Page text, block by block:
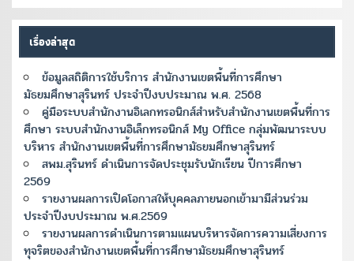
เรื่องล่าสุด
ข้อมูลสถิติการใช้บริการ สำนักงานเขตพื้นที่การศึกษา
มัธยมศึกษาสุรินทร์ ประจำปีงบประมาณ พ.ศ. 2568
คู่มือระบบสำนักงานอิเลกทรอนิกส์สำหรับสำนักงานเขตพื้นที่การ
ศึกษา ระบบสำนักงานอิเล็กทรอนิกส์ My Office กลุ่มพัฒนาระบบ
บริหาร สำนักงานเขตพื้นที่การศึกษามัธยมศึกษาสุรินทร์
สพม.สุรินทร์ ดำเนินการจัดประชุมรับนักเรียน ปีการศึกษา
2569
รายงานผลการเปิดโอกาสให้บุคคลภายนอกเข้ามามีส่วนร่วม
ประจำปีงบประมาณ พ.ศ.2569
รายงานผลการดำเนินการตามแผนบริหารจัดการความเสี่ยงการ
ทุจริตของสำนักงานเขตพื้นที่การศึกษามัธยมศึกษาสุรินทร์